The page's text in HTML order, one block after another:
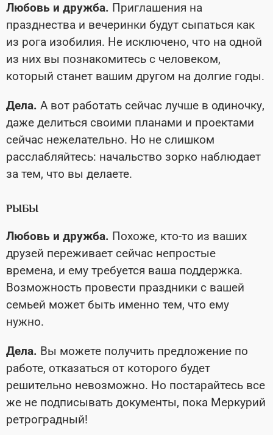
Любовь и дружба. Приглашения на
празднества и вечеринки будут сыпаться как
из рога изобилия. Не исключено, что на одной
из них вы познакомитесь с человеком,
который станет вашим другом на долгие годы.
Дела. А вот работать сейчас лучше в одиночку,
даже делиться своими планами и проектами
сейчас нежелательно. Но не слишком
расслабляйтесь: начальство зорко наблюдает
за тем, что вы делаете.
РЫБЫ
Любовь и дружба. Похоже, кто-то из ваших
друзей переживает сейчас непростые
времена, и ему требуется ваша поддержка.
Возможность провести праздники с вашей
семьей может быть именно тем, что ему
нужно.
Дела. Вы можете получить предложение по
работе, отказаться от которого будет
решительно невозможно. Но постарайтесь все
же не подписывать документы, пока Меркурий
ретроградный!